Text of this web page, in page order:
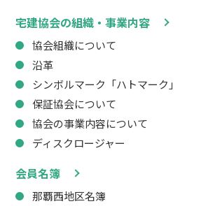
宅建協会の組織・事業内容
協会組織について
沿革
シンボルマーク「ハトマーク」
保証協会について
協会の事業内容について
ディスクロージャー
会員名簿
那覇西地区名簿